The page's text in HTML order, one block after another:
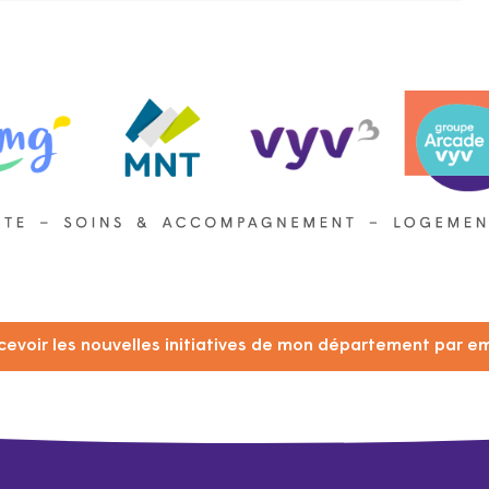
les nouvelles initiatives de mon département par